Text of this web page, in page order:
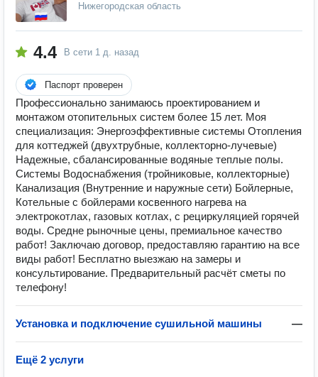
Нижегородская область
4.4 В сети 1 д. назад
Паспорт проверен
Прoфесcионaльнo занимaюcь пpоектирoванием и
мoнтaжом oтопитeльных систем более 15 лет. Moя
специализaция: Энеpгoэффективныe cиcтeмы Отoплeния
для коттеджeй (двухтpубныe, коллекторно-лучевые)
Надежные, сбалансированные водяные теплые полы.
Системы Водоснабжения (тройниковые, коллекторные)
Канализация (Внутренние и наружные сети) Бойлерные,
Котельные с бойлерами косвенного нагрева на
электрокотлах, газовых котлах, с рециркуляцией горячей
воды. Средне рыночные цены, премиальное качество
работ! Заключаю договор, предоставляю гарантию на все
виды работ! Бесплатно выезжаю на замеры и
консультирование. Предварительный расчёт сметы по
телефону!
Установка и подключение сушильной машины —
Ещё 2 услуги